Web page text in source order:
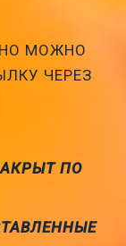
625nm,
НО МОЖНО
ЧЕРЕЗ
ПО